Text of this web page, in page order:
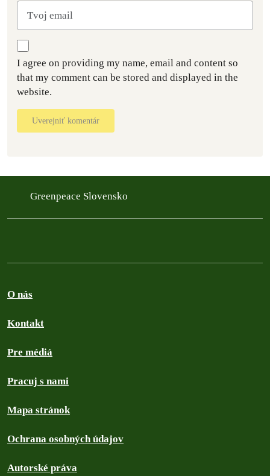
I agree on providing my name, email and content so
that my comment can be stored and displayed in the
website.
Uverejniť komentár
Greenpeace Slovensko
O nás
Kontakt
Pre médiá
Pracuj s nami
Mapa stránok
Ochrana osobných údajov
Autorské práva